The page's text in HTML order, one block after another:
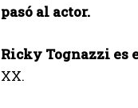
pasó al actor.
Ricky Tognazzi es
XX.